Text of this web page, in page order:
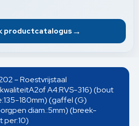
productcatalogus →
– Roestvrijstaal
A4:RVS-316) (bout
180mm) (gaffel (G)
diam.:5mm) (breek-
per:10)